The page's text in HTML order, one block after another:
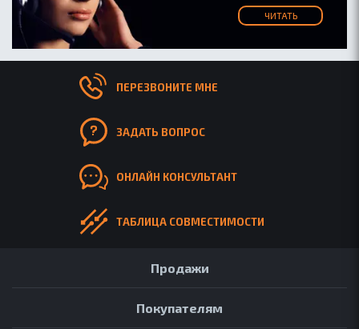
ЧИТАТЬ
ПЕРЕЗВОНИТЕ МНЕ
ЗАДАТЬ ВОПРОС
ОНЛАЙН КОНСУЛЬТАНТ
ТАБЛИЦА СОВМЕСТИМОСТИ
Продажи
Покупателям